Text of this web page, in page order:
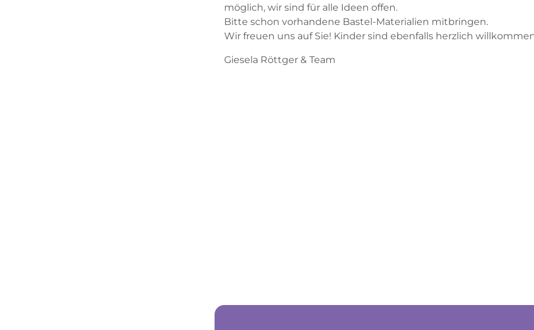
möglich, wir sind für alle Ideen offen.
Bitte schon vorhandene Bastel-Materialien mitbringen.
Wir freuen uns auf Sie! Kinder sind ebenfalls herzlich
Giesela Röttger & Team